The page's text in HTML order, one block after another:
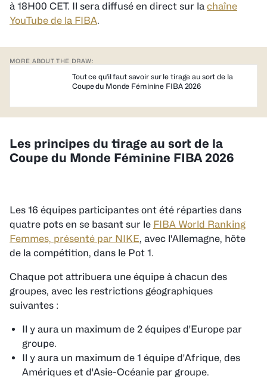
à 18H00 CET. Il sera diffusé en direct sur la chaîne
YouTube de la FIBA.
MORE ABOUT THE DRAW:
Tout ce qu'il faut savoir sur le tirage au sort de la
Coupe du Monde Féminine FIBA 2026
Les principes du tirage au sort de la
Coupe du Monde Féminine FIBA 2026
Les 16 équipes participantes ont été réparties dans
quatre pots en se basant sur le FIBA World Ranking
Femmes, présenté par NIKE, avec l'Allemagne, hôte
de la compétition, dans le Pot 1.
Chaque pot attribuera une équipe à chacun des
groupes, avec les restrictions géographiques
suivantes :
Il y aura un maximum de 2 équipes d'Europe par
groupe.
Il y aura un maximum de 1 équipe d'Afrique, des
Amériques et d'Asie-Océanie par groupe.